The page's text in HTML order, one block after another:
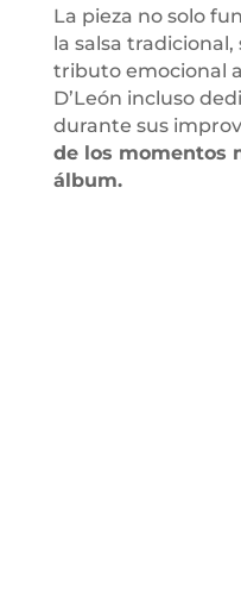
La pieza no solo
la salsa
tributo emocional
D’León incluso
durante sus
de los momentos
álbum.